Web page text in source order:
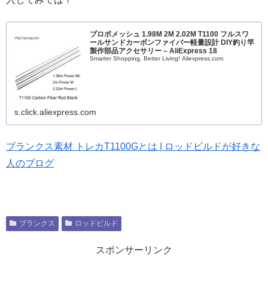
プロボメッシュ 1.98M 2M 2.02M T1100 フルスワ
ールサンドカーボンファイバー軽量設計 DIY釣り竿
製作部品アクセサリー – AliExpress 18
Smarter Shopping, Better Living! Aliexpress.com
s.click.aliexpress.com
ブランクス素材 トレカT1100Gとは | ロッドビルドが好きな
人のブログ
ブランクス ロッドビルド
スポンサーリンク